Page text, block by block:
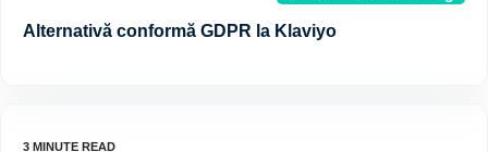
Alternativă conformă GDPR la Klaviyo